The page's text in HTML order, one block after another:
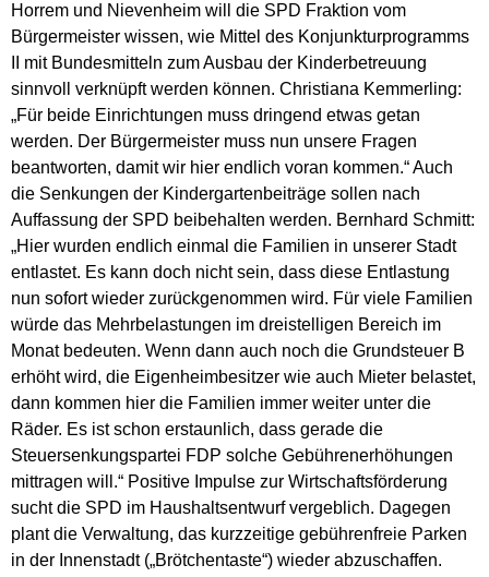
Horrem und Nievenheim will die SPD Fraktion vom
Bürgermeister wissen, wie Mittel des Konjunkturprogramms
II mit Bundesmitteln zum Ausbau der Kinderbetreuung
sinnvoll verknüpft werden können. Christiana Kemmerling:
„Für beide Einrichtungen muss dringend etwas getan
werden. Der Bürgermeister muss nun unsere Fragen
beantworten, damit wir hier endlich voran kommen.“ Auch
die Senkungen der Kindergartenbeiträge sollen nach
Auffassung der SPD beibehalten werden. Bernhard Schmitt:
„Hier wurden endlich einmal die Familien in unserer Stadt
entlastet. Es kann doch nicht sein, dass diese Entlastung
nun sofort wieder zurückgenommen wird. Für viele Familien
würde das Mehrbelastungen im dreistelligen Bereich im
Monat bedeuten. Wenn dann auch noch die Grundsteuer B
erhöht wird, die Eigenheimbesitzer wie auch Mieter belastet,
dann kommen hier die Familien immer weiter unter die
Räder. Es ist schon erstaunlich, dass gerade die
Steuersenkungspartei FDP solche Gebührenerhöhungen
mittragen will.“ Positive Impulse zur Wirtschaftsförderung
sucht die SPD im Haushaltsentwurf vergeblich. Dagegen
plant die Verwaltung, das kurzzeitige gebührenfreie Parken
in der Innenstadt („Brötchentaste“) wieder abzuschaffen.